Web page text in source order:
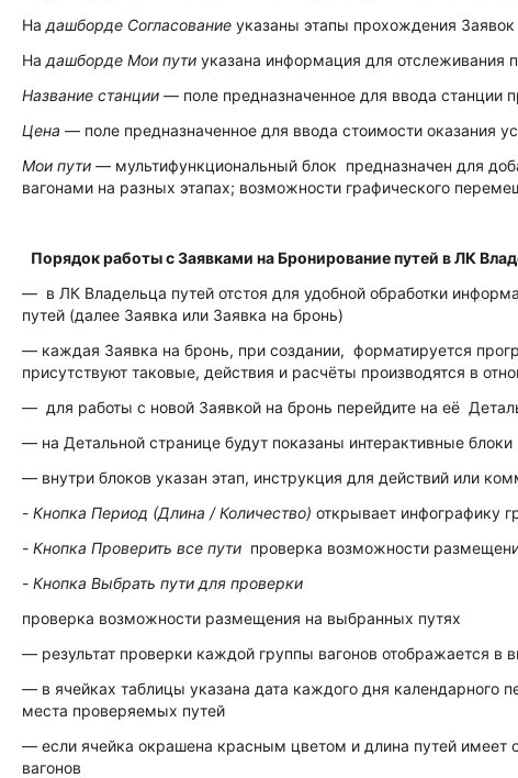
На дашборде Согласование указаны этапы прохождения Заявок
На дашборде Мои пути указана информация для отслеживания
Название станции — поле предназначенное для ввода станции
Цена — поле предназначенное для ввода стоимости оказания
Мои пути — мультифункциональный блок предназначен для
вагонами на разных этапах; возможности графического
Порядок работы с Заявками на Бронирование путей в ЛК
— в ЛК Владельца путей отстоя для удобной обработки
путей (далее Заявка или Заявка на бронь)
— каждая Заявка на бронь, при создании, форматируется
присутствуют таковые, действия и расчёты производятся в
— для работы с новой Заявкой на бронь перейдите на её
— на Детальной странице будут показаны интерактивные
— внутри блоков указан этап, инструкция для действий или
- Кнопка Период (Длина / Количество) открывает инфографику
- Кнопка Проверить все пути проверка возможности
- Кнопка Выбрать пути для проверки
проверка возможности размещения на выбранных путях
— результат проверки каждой группы вагонов отображается в
— в ячейках таблицы указана дата каждого дня календарного
места проверяемых путей
— если ячейка окрашена красным цветом и длина путей имеет
вагонов